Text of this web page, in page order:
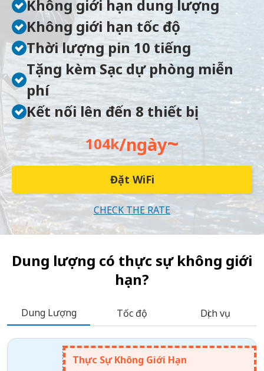
Không giới hạn dung lượng
Không giới hạn tốc độ
Thời lượng pin 10 tiếng
Tặng kèm Sạc dự phòng miễn
phí
Kết nối lên đến 8 thiết bị
104k/ngày~
Đặt WiFi
CHECK THE RATE
Dung lượng có thực sự không giới
hạn?
Dung Lượng Tốc độ Dịch vụ
Thực Sự Không Giới Hạn